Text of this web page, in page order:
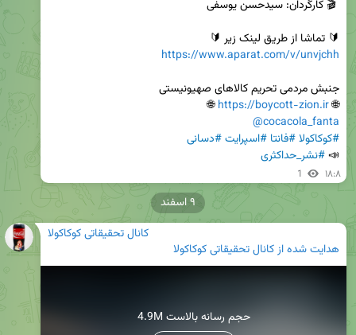
🔰 تماشا از طریق لینک زیر 🔰
https://www.aparat.com/v/unvjchh
🌐
https://boycott-zion.ir
🌐
@cocacola_fanta
#کوکاکولا#فانتا #اسپرایت#دسانی
📣 #نشر_حداکثری
1 ۱۸:۸
کانال تحقیقاتی کوکاکولا
هدایت شده ازکانال تحقیقاتی کوکاکولا
4.9M حجم رسانه بالاست
۹ اسفند